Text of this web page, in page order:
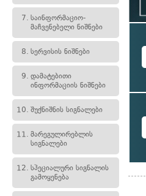
7. საინფორმაციო-
მაჩვენებელი ნიშნები
8. სერვისის ნიშნები
9. დამატებითი
ინფორმაციის ნიშნები
10. შუქნიშნის სიგნალები
11. მარეგულირებლის
სიგნალები
12. სპეციალური სიგნალის
გამოყენება